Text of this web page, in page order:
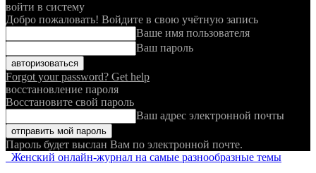
войти в систему
Добро пожаловать! Войдите в свою учётную запись
Ваше имя пользователя
Ваш пароль
Forgot your password? Get help
восстановление пароля
Восстановите свой пароль
Ваш адрес электронной почты
Пароль будет выслан Вам по электронной почте.
Женский онлайн-журнал на самые разнообразные темы